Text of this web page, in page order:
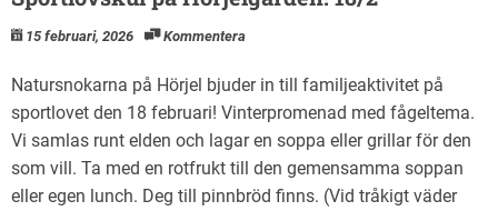
15 februari, 2026 Kommentera
Natursnokarna på Hörjel bjuder in till familjeaktivitet på
sportlovet den 18 februari! Vinterpromenad med fågeltema.
Vi samlas runt elden och lagar en soppa eller grillar för den
som vill. Ta med en rotfrukt till den gemensamma soppan
eller egen lunch. Deg till pinnbröd finns. (Vid tråkigt väder